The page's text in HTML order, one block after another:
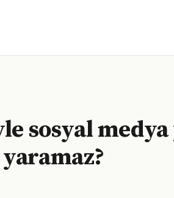
sosyal